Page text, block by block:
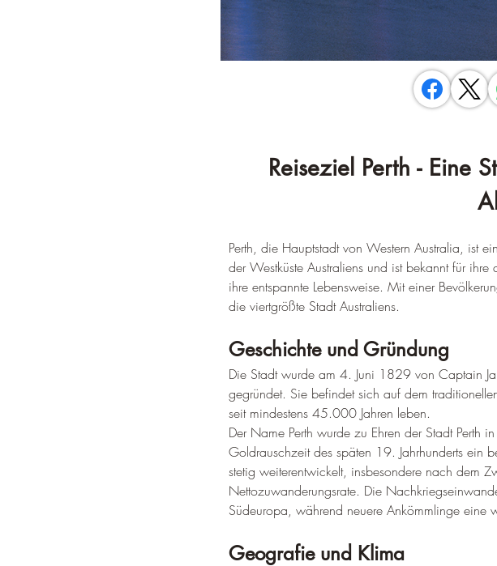
Reiseziel Perth - Eine
Perth, die Hauptstadt von Western Australia, ist
der Westküste Australiens und ist bekannt für
ihre entspannte Lebensweise. Mit einer
die viertgrößte Stadt Australiens.
Geschichte und Gründung
Die Stadt wurde am 4. Juni 1829 von Captain
gegründet. Sie befindet sich auf dem
seit mindestens 45.000 Jahren leben.
Der Name Perth wurde zu Ehren der Stadt Perth
Goldrauschzeit des späten 19. Jahrhunderts ein
stetig weiterentwickelt, insbesondere nach dem
Nettozuwanderungsrate. Die
Südeuropa, während neuere Ankömmlinge eine
Geografie und Klima